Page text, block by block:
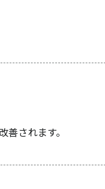
善されます。